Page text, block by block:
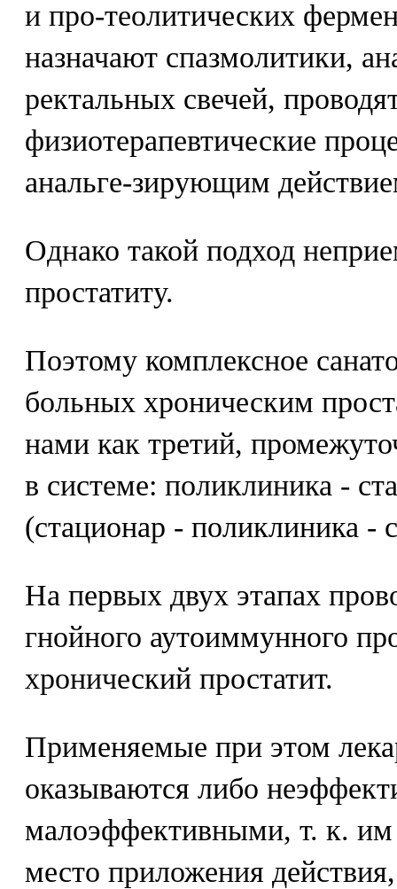
и про-теолитических
назначают спазмолитики,
ректальных свечей,
физиотерапевтические
анальге-зирующим
Однако такой подход
простатиту.
Поэтому комплексное
больных хроническим
нами как третий,
в системе: поликлиника -
(стационар - поликлиника -
На первых двух этапах
гнойного аутоиммунного
хронический простатит.
Применяемые при этом
оказываются либо
малоэффективными, т. к. им
место приложения